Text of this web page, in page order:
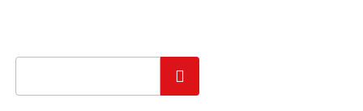
Szukaj